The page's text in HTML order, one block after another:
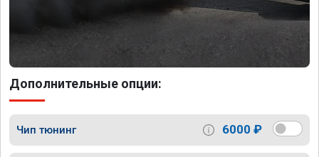
Дополнительные опции:
Чип тюнинг 6000 ₽